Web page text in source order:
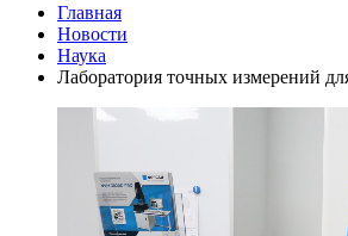
Главная
Новости
Наука
Лаборатория точных измерений